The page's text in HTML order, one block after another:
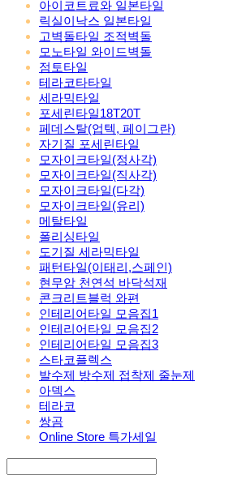
아이코트료와 일본타일
릭실이낙스 일본타일
고벽돌타일 조적벽돌
모노타일 와이드벽돌
점토타일
테라코타타일
세라믹타일
포세린타일18T20T
페데스탈(업텍, 페이그란)
자기질 포세린타일
모자이크타일(정사각)
모자이크타일(직사각)
모자이크타일(다각)
모자이크타일(유리)
메탈타일
폴리싱타일
도기질 세라믹타일
패턴타일(이태리,스페인)
현무암 천연석 바닥석재
콘크리트블럭 와편
인테리어타일 모음집1
인테리어타일 모음집2
인테리어타일 모음집3
스타코플렉스
발수제 방수제 접착제 줄눈제
아덱스
테라코
쌍곰
Online Store 특가세일